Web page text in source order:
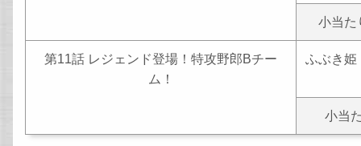
小当た
第11話 レジェンド登場！特攻野郎Bチー
ム！
ふぶき姫
小当